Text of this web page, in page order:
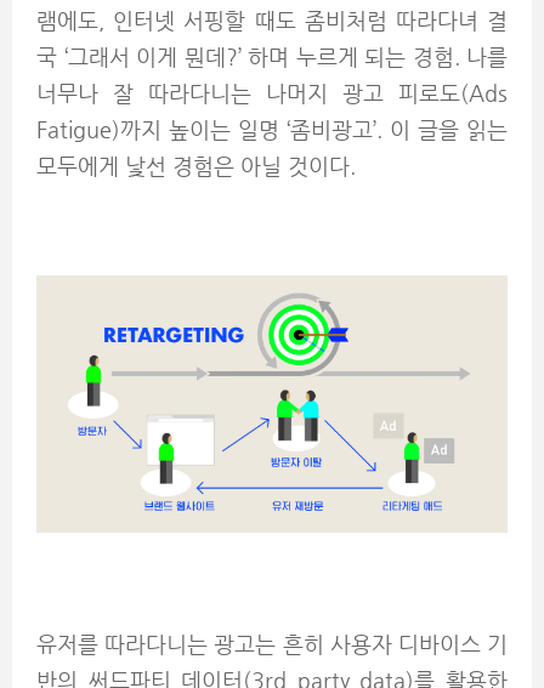
램에도, 인터넷 서핑할 때도 좀비처럼 따라다녀 결
국 ‘그래서 이게 뭔데?’ 하며 누르게 되는 경험. 나를
너무나 잘 따라다니는 나머지 광고 피로도(Ads
Fatigue)까지 높이는 일명 ‘좀비광고’. 이 글을 읽는
모두에게 낯선 경험은 아닐 것이다.
유저를 따라다니는 광고는 흔히 사용자 디바이스 기
반의 써드파티 데이터(3rd party data)를 활용한